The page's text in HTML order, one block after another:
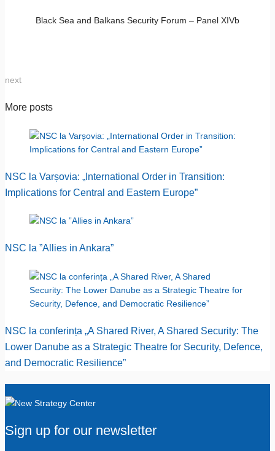
Black Sea and Balkans Security Forum – Panel XIVb
next
More posts
NSC la Varșovia: „International Order in Transition:
Implications for Central and Eastern Europe”
NSC la ”Allies in Ankara”
NSC la conferința „A Shared River, A Shared Security: The
Lower Danube as a Strategic Theatre for Security, Defence,
and Democratic Resilience”
Sign up for our newsletter